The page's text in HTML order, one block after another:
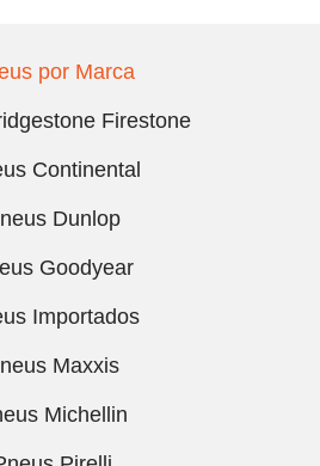
por Marca
Firestone
Continental
Dunlop
Goodyear
Importados
Maxxis
Michellin